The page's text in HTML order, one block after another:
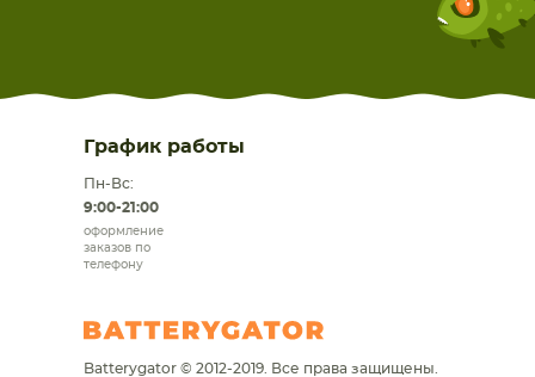
График работы
Пн-Вс:
9:00-21:00
оформление
заказов по
телефону
Batterygator © 2012-2019. Все права защищены.